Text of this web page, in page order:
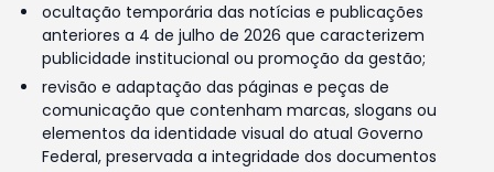
ocultação temporária das notícias e publicações
anteriores a 4 de julho de 2026 que caracterizem
publicidade institucional ou promoção da gestão;
revisão e adaptação das páginas e peças de
comunicação que contenham marcas, slogans ou
elementos da identidade visual do atual Governo
Federal, preservada a integridade dos documentos